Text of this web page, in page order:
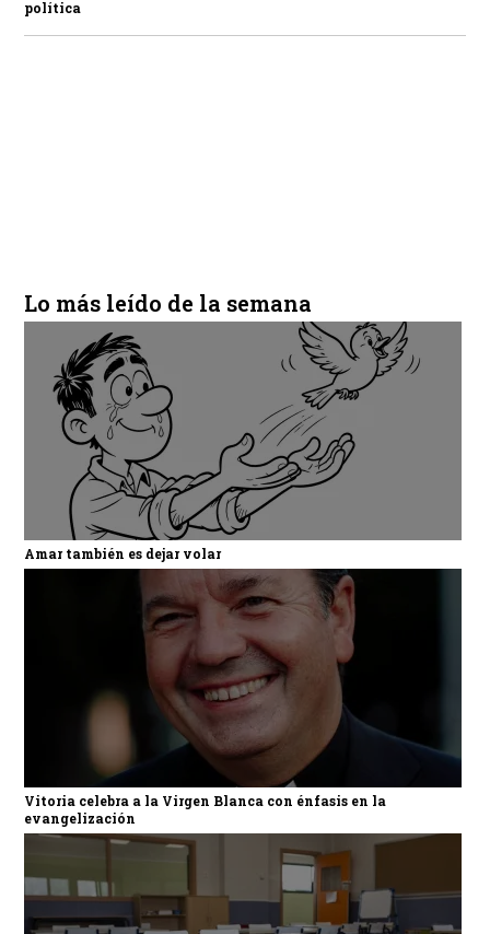
política
Lo más leído de la semana
Amar también es dejar volar
Vitoria celebra a la Virgen Blanca con énfasis en la
evangelización